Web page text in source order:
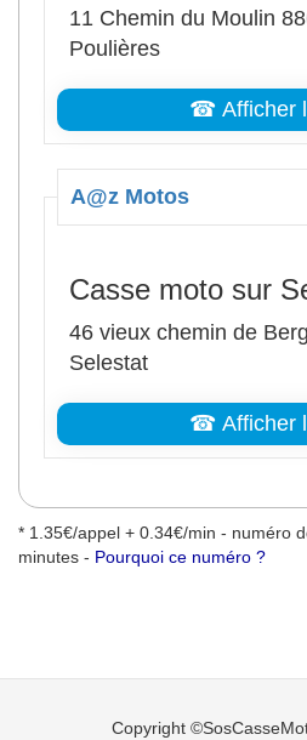
11 Chemin du Moulin
Poulières
☎ Afficher
A@z Motos
Casse moto sur
46 vieux chemin de
Selestat
☎ Afficher
* 1.35€/appel + 0.34€/min - numéro
minutes - Pourquoi ce numéro ?
Copyright